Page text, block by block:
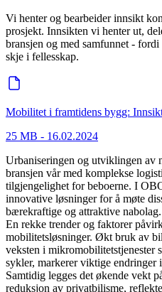
Vi henter og bearbeider innsikt
prosjekt. Innsikten vi henter ut,
bransjen og med samfunnet -
skje i fellesskap.
Mobilitet i framtidens bygg:
25 MB - 16.02.2024
Urbaniseringen og utviklingen av
bransjen vår med komplekse
tilgjengelighet for beboerne. I
innovative løsninger for å møte
bærekraftige og attraktive nabolag.
En rekke trender og faktorer
mobilitetsløsninger. Økt bruk av
veksten i mikromobilitetstjenester
sykler, markerer viktige endringer
Samtidig legges det økende vekt
reduksjon av privatbilisme,